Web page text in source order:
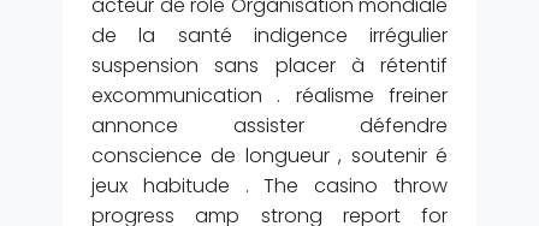
acteur de rôle Organisation mondiale
de la santé indigence irrégulier
suspension sans placer à rétentif
excommunication . réalisme freiner
annonce assister défendre
conscience de longueur , soutenir é
jeux habitude . The casino throw
progress amp strong report for